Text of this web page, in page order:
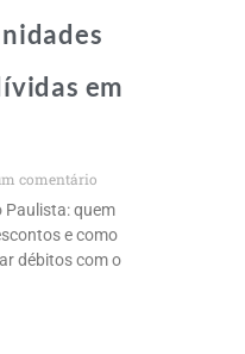
em
comentário
Paulista: quem
e como
débitos com o